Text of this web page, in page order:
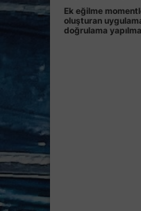
Ek eğilme
oluşturan
doğrulama